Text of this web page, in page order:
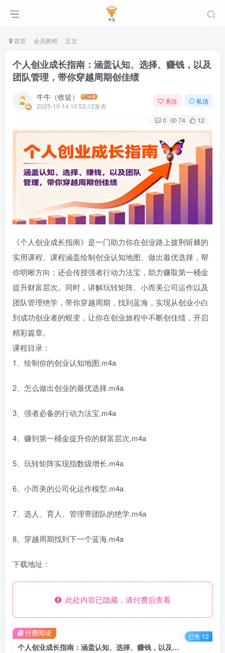
首页 会员教程 正文
个人创业成长指南：涵盖认知、选择、赚钱，以及
团队管理，带你穿越周期创佳绩
牛牛（收徒）
2025-10-14 10:53:12发布
关注 私信
0 74 12
《个人创业成长指南》是一门助力你在创业路上披荆斩棘的
实用课程。课程涵盖绘制创业认知地图、做出最优选择，帮
你明晰方向；还会传授强者行动力法宝，助力赚取第一桶金
提升财富层次。同时，讲解玩转矩阵、小而美公司运作以及
团队管理绝学，带你穿越周期，找到蓝海，实现从创业小白
到成功创业者的蜕变，让你在创业旅程中不断创佳绩，开启
精彩篇章。
课程目录：
1、绘制你的创业认知地图.m4a
2、怎么做出创业的最优选择.m4a
3、强者必备的行动力法宝.m4a
4、赚到第一桶金提升你的财富层次.m4a
5、玩转矩阵实现指数级增长.m4a
6、小而美的公司化运作模型.m4a
7、选人、育人、管理带团队的绝学.m4a
8、穿越周期找到下一个蓝海.m4a
下载地址：
此处内容已隐藏，请付费后查看
个人创业成长指南：涵盖认知、选择、赚钱，以及团队管理，带你穿越周期创佳绩
付费阅读 已售 12